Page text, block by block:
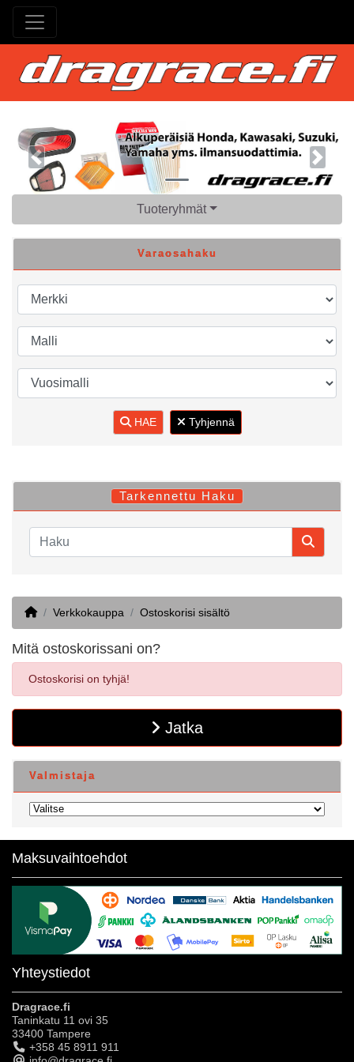
Previous Next
Tuoteryhmät
Varaosahaku
HAE Tyhjennä
Tarkennettu Haku
HomeVerkkokauppa Ostoskorisi sisältö
Mitä ostoskorissani on?
Ostoskorisi on tyhjä!
Jatka
Valmistaja
Maksuvaihtoehdot
Yhteystiedot
Dragrace.fi
Taninkatu 11 ovi 35
33400 Tampere
+358 45 8911 911